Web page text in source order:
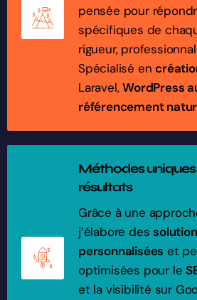
pensée pour
spécifiques de
rigueur,
Spécialisé en
Laravel,WordPress
référencement
Méthodes
résultats
Grâce à une
j’élabore des
personnalisées et
optimisées pour le
et la visibilité sur